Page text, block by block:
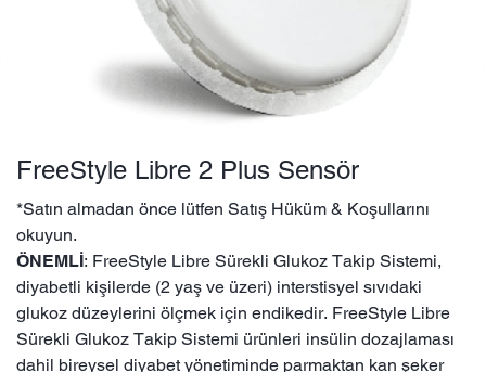
FreeStyle Libre 2 Plus Sensör
*Satın almadan önce lütfen Satış Hüküm & Koşullarını
okuyun.
ÖNEMLİ: FreeStyle Libre Sürekli Glukoz Takip Sistemi,
diyabetli kişilerde (2 yaş ve üzeri) interstisyel sıvıdaki
glukoz düzeylerini ölçmek için endikedir. FreeStyle Libre
Sürekli Glukoz Takip Sistemi ürünleri insülin dozajlaması
dahil bireysel diyabet yönetiminde parmaktan kan şeker